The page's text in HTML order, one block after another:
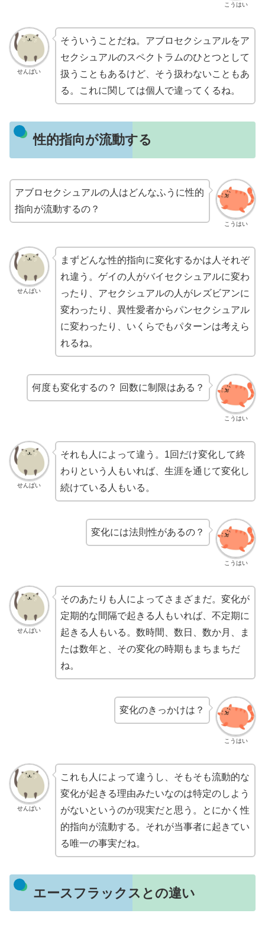
こうはい
せんぱい
そういうことだね。アブロセクシュアルをア
セクシュアルのスペクトラムのひとつとして
扱うこともあるけど、そう扱わないこともあ
る。これに関しては個人で違ってくるね。
性的指向が流動する
こうはい
アブロセクシュアルの人はどんなふうに性的
指向が流動するの？
せんぱい
まずどんな性的指向に変化するかは人それぞ
れ違う。ゲイの人がバイセクシュアルに変わ
ったり、アセクシュアルの人がレズビアンに
変わったり、異性愛者からパンセクシュアル
に変わったり、いくらでもパターンは考えら
れるね。
こうはい
何度も変化するの？ 回数に制限はある？
せんぱい
それも人によって違う。1回だけ変化して終
わりという人もいれば、生涯を通じて変化し
続けている人もいる。
こうはい
変化には法則性があるの？
せんぱい
そのあたりも人によってさまざまだ。変化が
定期的な間隔で起きる人もいれば、不定期に
起きる人もいる。数時間、数日、数か月、ま
たは数年と、その変化の時期もまちまちだ
ね。
こうはい
変化のきっかけは？
せんぱい
これも人によって違うし、そもそも流動的な
変化が起きる理由みたいなのは特定のしよう
がないというのが現実だと思う。とにかく性
的指向が流動する。それが当事者に起きてい
る唯一の事実だね。
エースフラックスとの違い